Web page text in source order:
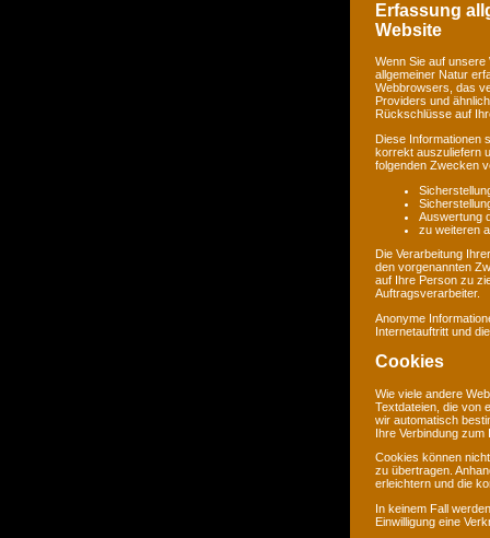
Erfassung
Website
Wenn Sie auf
allgemeiner Natur
Webbrowsers, das
Providers und
Rückschlüsse auf
Diese Informationen
korrekt auszuliefern
folgenden Zwecken
Auswertung
zu weiteren
Die Verarbeitung
den vorgenannten
auf Ihre Person zu
Auftragsverarbeiter.
Anonyme
Internetauftritt und
Cookies
Wie viele andere
Textdateien, die von
wir automatisch
Ihre Verbindung zum
Cookies können
zu übertragen.
erleichtern und die
In keinem Fall
Einwilligung eine